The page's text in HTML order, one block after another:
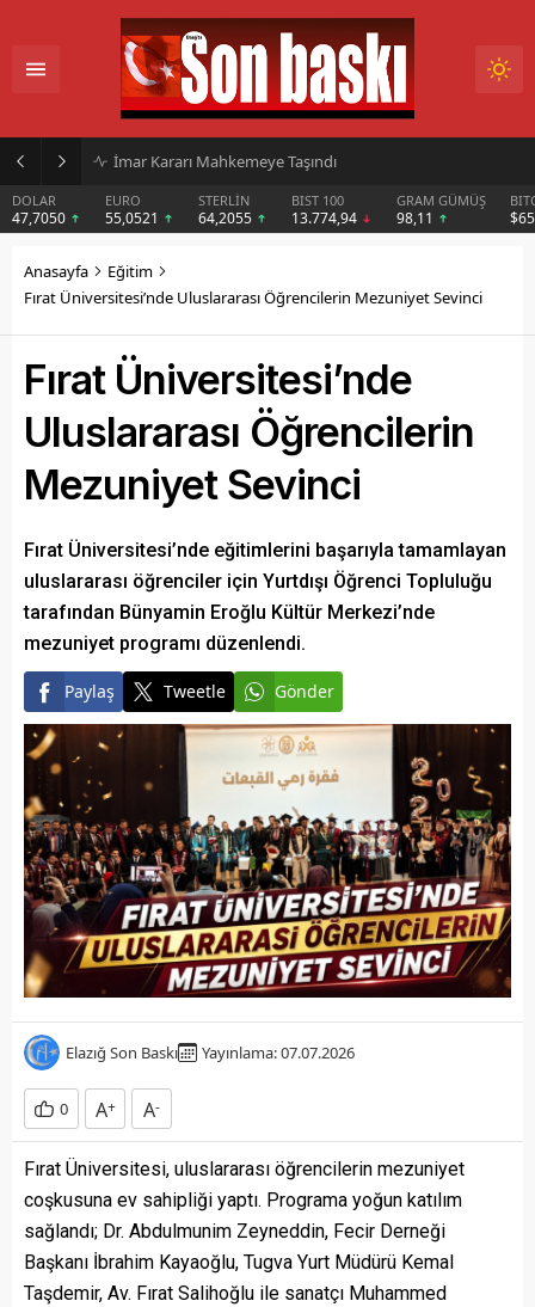
İmar Kararı Mahkemeye Taşındı
DOLAR
47,7050
EURO
55,0521
STERLİN
64,2055
BIST 100
13.774,94
GRAM GÜMÜŞ
98,11
Anasayfa
Eğitim
Fırat Üniversitesi’nde Uluslararası Öğrencilerin Mezuniyet Sevinci
Fırat Üniversitesi’nde
Uluslararası Öğrencilerin
Mezuniyet Sevinci
Fırat Üniversitesi’nde eğitimlerini başarıyla tamamlayan
uluslararası öğrenciler için Yurtdışı Öğrenci Topluluğu
tarafından Bünyamin Eroğlu Kültür Merkezi’nde
mezuniyet programı düzenlendi.
Paylaş Tweetle Gönder
Elazığ Son Baskı Yayınlama: 07.07.2026
0 A+ A-
Fırat Üniversitesi, uluslararası öğrencilerin mezuniyet
coşkusuna ev sahipliği yaptı. Programa yoğun katılım
sağlandı; Dr. Abdulmunim Zeyneddin, Fecir Derneği
Başkanı İbrahim Kayaoğlu, Tugva Yurt Müdürü Kemal
Taşdemir, Av. Fırat Salihoğlu ile sanatçı Muhammed